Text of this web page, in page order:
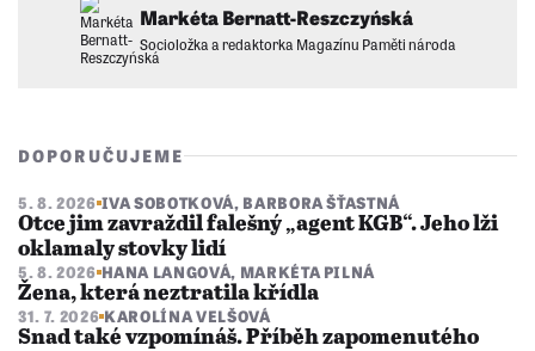
Markéta Bernatt-Reszczyńská
Socioložka a redaktorka Magazínu Paměti národa
DOPORUČUJEME
5. 8. 2026 IVA SOBOTKOVÁ, BARBORA ŠŤASTNÁ
Otce jim zavraždil falešný „agent KGB“. Jeho lži
oklamaly stovky lidí
5. 8. 2026 HANA LANGOVÁ, MARKÉTA PILNÁ
Žena, která neztratila křídla
31. 7. 2026 KAROLÍNA VELŠOVÁ
Snad také vzpomínáš. Příběh zapomenutého